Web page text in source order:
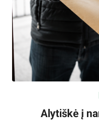
Alytiškė į